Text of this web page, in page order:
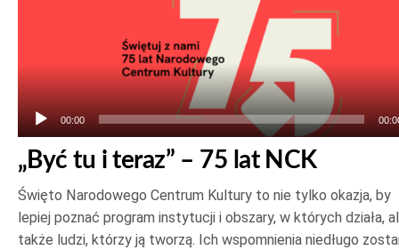
00:00
„Być tu i teraz” – 75 lat NCK
Święto Narodowego Centrum Kultury to nie tylko okazja, by
lepiej poznać program instytucji i obszary, w których działa,
także ludzi, którzy ją tworzą. Ich wspomnienia niedługo